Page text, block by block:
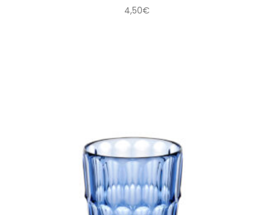
4,50€